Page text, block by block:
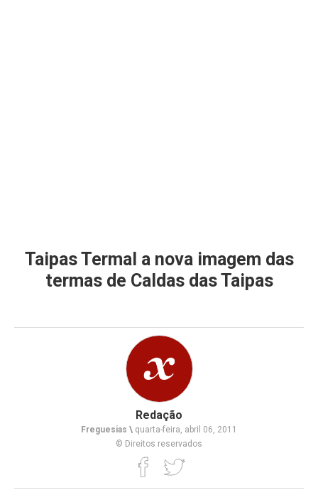
Taipas Termal a nova imagem das
termas de Caldas das Taipas
Redação
Freguesias \ quarta-feira, abril 06, 2011
© Direitos reservados